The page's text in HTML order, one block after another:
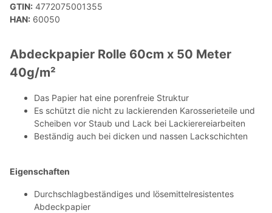
GTIN: 4772075001355
HAN: 60050
Abdeckpapier Rolle 60cm x 50 Meter
40g/m²
Das Papier hat eine porenfreie Struktur
Es schützt die nicht zu lackierenden Karosserieteile und
Scheiben vor Staub und Lack bei Lackierereiarbeiten
Beständig auch bei dicken und nassen Lackschichten
Eigenschaften
Durchschlagbeständiges und lösemittelresistentes
Abdeckpapier